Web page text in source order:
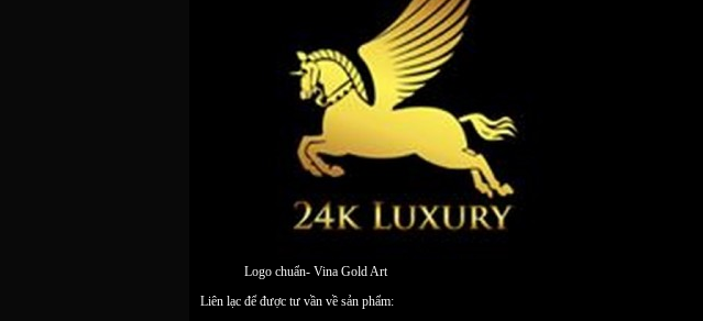
Logo chuẩn- Vina Gold Art
Liên lạc để được tư vần về sản phẩm: